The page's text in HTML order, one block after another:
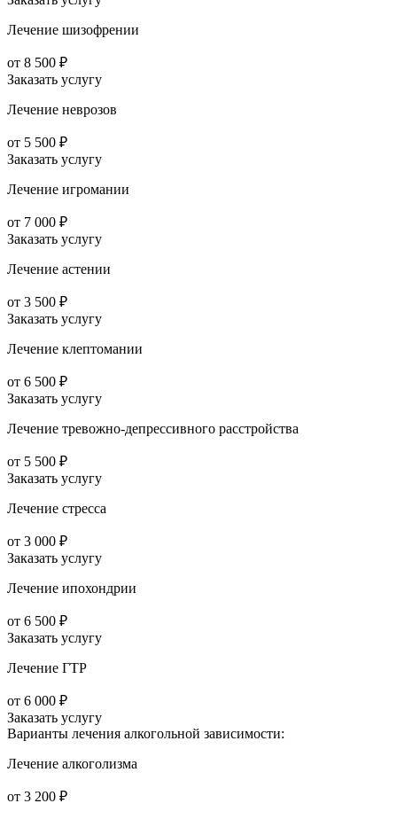
Лечение шизофрении
от 8 500 ₽
Заказать услугу
Лечение неврозов
от 5 500 ₽
Заказать услугу
Лечение игромании
от 7 000 ₽
Заказать услугу
Лечение астении
от 3 500 ₽
Заказать услугу
Лечение клептомании
от 6 500 ₽
Заказать услугу
Лечение тревожно-депрессивного расстройства
от 5 500 ₽
Заказать услугу
Лечение стресса
от 3 000 ₽
Заказать услугу
Лечение ипохондрии
от 6 500 ₽
Заказать услугу
Лечение ГТР
от 6 000 ₽
Заказать услугу
Варианты лечения алкогольной зависимости:
Лечение алкоголизма
от 3 200 ₽